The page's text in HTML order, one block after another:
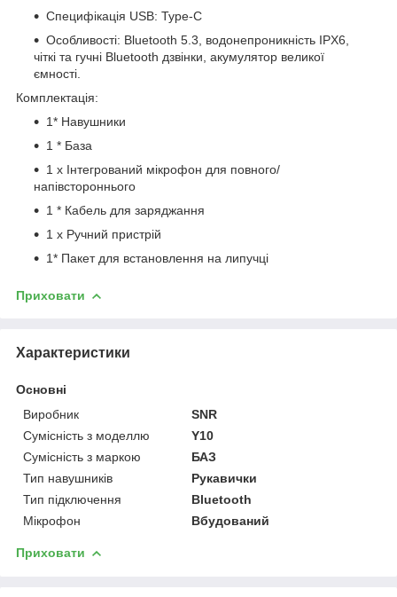
Специфікація USB: Type-C
Особливості: Bluetooth 5.3, водонепроникність IPX6,
чіткі та гучні Bluetooth дзвінки, акумулятор великої
ємності.
Комплектація:
1* Навушники
1 * База
1 х Інтегрований мікрофон для повного/
напівстороннього
1 * Кабель для заряджання
1 х Ручний пристрій
1* Пакет для встановлення на липучці
Приховати
Характеристики
Основні
Виробник
SNR
Сумісність з моделлю
Y10
Сумісність з маркою
БАЗ
Тип навушників
Рукавички
Тип підключення
Bluetooth
Мікрофон
Вбудований
Приховати